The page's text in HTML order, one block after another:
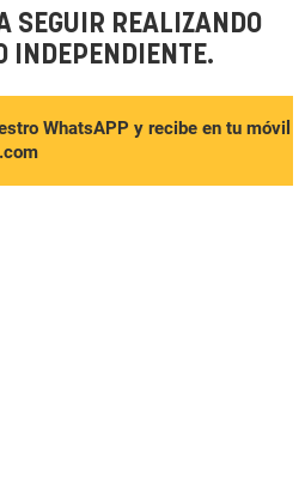
SEGUIR REALIZANDO
INDEPENDIENTE.
WhatsAPP y recibe en tu móvil